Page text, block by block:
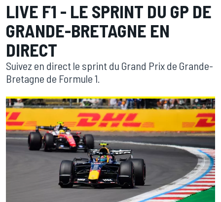
LIVE F1 - LE SPRINT DU GP DE
GRANDE-BRETAGNE EN
DIRECT
Suivez en direct le sprint du Grand Prix de Grande-
Bretagne de Formule 1.